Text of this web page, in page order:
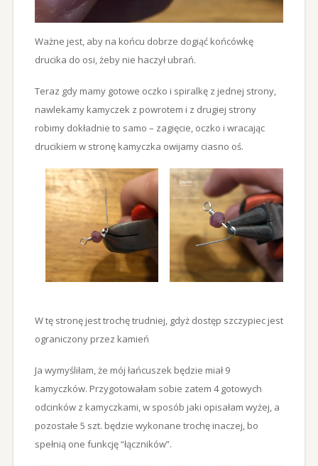
Ważne jest, aby na końcu dobrze dogiąć końcówkę
drucika do osi, żeby nie haczył ubrań.
Teraz gdy mamy gotowe oczko i spiralkę z jednej strony,
nawlekamy kamyczek z powrotem i z drugiej strony
robimy dokładnie to samo – zagięcie, oczko i wracając
drucikiem w stronę kamyczka owijamy ciasno oś.
W tę stronę jest trochę trudniej, gdyż dostęp szczypiec jest
ograniczony przez kamień
Ja wymyśliłam, że mój łańcuszek będzie miał 9
kamyczków. Przygotowałam sobie zatem 4 gotowych
odcinków z kamyczkami, w sposób jaki opisałam wyżej, a
pozostałe 5 szt. będzie wykonane trochę inaczej, bo
spełnią one funkcję “łączników”.